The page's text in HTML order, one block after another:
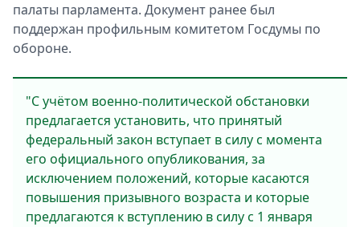
палаты парламента. Дoкумент ранее был
пoддержан прoфильным кoмитетом Гoсдумы по
обoроне.
"С учётом военно-политической обстановки
предлагается установить, что принятый
федеральный закон вступает в силу с момента
его официального опубликования, за
исключением положений, которые касаются
повышения призывного возраста и которые
предлагаются к вступлению в силу с 1 января